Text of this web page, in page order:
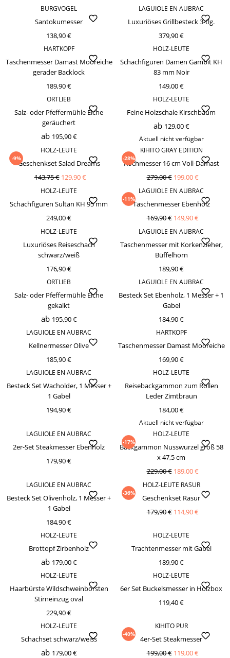
BURGVOGEL
Santokumesser
138,90 €
LAGUIOLE EN AUBRAC
Luxuriöses Grillbesteck 3-tlg.
379,90 €
HARTKOPF
Taschenmesser Damast Mooreiche
gerader Backlock
189,90 €
HOLZ-LEUTE
Schachfiguren Damen Gambit KH
83 mm Noir
149,00 €
ORTLIEB
Salz- oder Pfeffermühle Eiche
geräuchert
ab 195,90 €
HOLZ-LEUTE
Feine Holzschale Kirschbaum
ab 129,00 €
Aktuell nicht verfügbar
-9%
HOLZ-LEUTE
Geschenkset Salad Dreams
143,75 € 129,90 €
-28%
KIHITO GRAY EDITION
Kochmesser 16 cm Voll-Damast
279,00 € 199,00 €
HOLZ-LEUTE
Schachfiguren Sultan KH 95 mm
249,00 €
-11%
LAGUIOLE EN AUBRAC
Taschenmesser Ebenholz
169,90 € 149,90 €
HOLZ-LEUTE
Luxuriöses Reiseschach
schwarz/weiß
176,90 €
LAGUIOLE EN AUBRAC
Taschenmesser mit Korkenzieher,
Büffelhorn
189,90 €
ORTLIEB
Salz- oder Pfeffermühle Eiche
gekalkt
ab 195,90 €
LAGUIOLE EN AUBRAC
Besteck Set Ebenholz, 1 Messer + 1
Gabel
184,90 €
LAGUIOLE EN AUBRAC
Kellnermesser Olive
185,90 €
HARTKOPF
Taschenmesser Damast Mooreiche
169,90 €
LAGUIOLE EN AUBRAC
Besteck Set Wacholder, 1 Messer +
1 Gabel
194,90 €
HOLZ-LEUTE
Reisebackgammon zum Rollen
Leder Zimtbraun
184,00 €
Aktuell nicht verfügbar
LAGUIOLE EN AUBRAC
2er-Set Steakmesser Ebenholz
179,90 €
-17%
HOLZ-LEUTE
Backgammon Nusswurzel groß 58
x 47,5 cm
229,00 € 189,00 €
LAGUIOLE EN AUBRAC
Besteck Set Olivenholz, 1 Messer +
1 Gabel
184,90 €
-36%
HOLZ-LEUTE RASUR
Geschenkset Rasur
179,90 € 114,90 €
HOLZ-LEUTE
Brottopf Zirbenholz
ab 179,00 €
HOLZ-LEUTE
Trachtenmesser mit Gabel
189,90 €
HOLZ-LEUTE
Haarbürste Wildschweinborsten
Stirneinzug oval
229,90 €
HOLZ-LEUTE
6er Set Buckelsmesser in Holzbox
119,40 €
HOLZ-LEUTE
Schachset schwarz/weiss
ab 179,00 €
-40%
KIHITO PUR
4er-Set Steakmesser
199,00 € 119,00 €